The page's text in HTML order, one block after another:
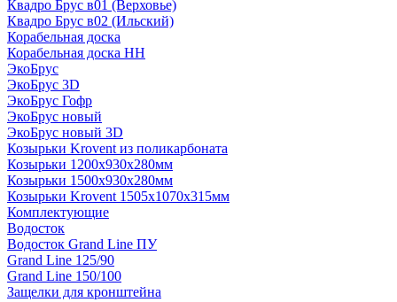
Квадро Брус в01 (Верховье)
Квадро Брус в02 (Ильский)
Корабельная доска
Корабельная доска НН
ЭкоБрус
ЭкоБрус 3D
ЭкоБрус Гофр
ЭкоБрус новый
ЭкоБрус новый 3D
Козырьки Krovent из поликарбоната
Козырьки 1200х930х280мм
Козырьки 1500х930х280мм
Козырьки Krovent 1505х1070х315мм
Комплектующие
Водосток
Водосток Grand Line ПУ
Grand Line 125/90
Grand Line 150/100
Защелки для кронштейна